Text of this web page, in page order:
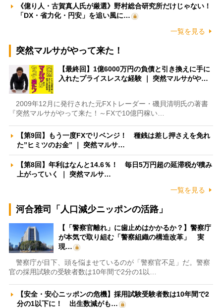
《億り人・古賀真人氏が厳選》野村総合研究所だけじゃない！
「DX・省力化・円安」を追い風に…
一覧を見る
突然マルサがやって来た！
【最終回】1億6000万円の負債と引き換えに手に
入れたプライスレスな経験 ｜ 突然マルサがや…
2009年12月に発行された元FXトレーダー・磯貝清明氏の著書
『突然マルサがやって来た！～FXで10億円稼い…
【第9回】もう一度FXでリベンジ！ 種銭は差し押さえを免れ
た”ヒミツのお金” ｜ 突然マルサ…
【第8回】年利はなんと14.6％！ 毎日5万円超の延滞税が積み
上がっていく ｜ 突然マルサ…
一覧を見る
河合雅司「人口減少ニッポンの活路」
【「警察官離れ」に歯止めはかかるか？】警察庁
が本気で取り組む「警察組織の構造改革」 実
現…
警察庁が目下、頭を悩ませているのが「警察官不足」だ。警察
官の採用試験の受験者数は10年間で2分の1以…
【安全・安心ニッポンの危機】採用試験受験者数は10年間で2
分の1以下に！ 出生数減がも…